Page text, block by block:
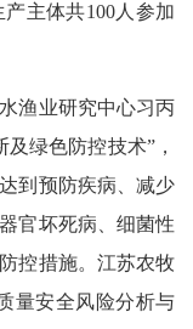
主体共100人参加
渔业研究中心习丙
绿色防控技术”，
到预防疾病、减少
官坏死病、细菌性
控措施。江苏农牧
量安全风险分析与